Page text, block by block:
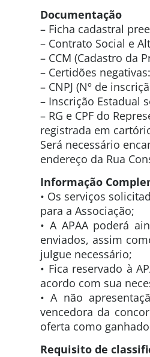
Documentação
– Ficha cadastral
– Contrato Social e
– CCM (Cadastro da
– Certidões
– CNPJ (Nº de
– Inscrição Estadual
– RG e CPF do
registrada em
Será necessário
endereço da Rua
Informação
• Os serviços
para a Associação;
• A APAA poderá
enviados, assim
julgue necessário;
• Fica reservado à
acordo com sua
• A não
vencedora da
oferta como
Requisito de